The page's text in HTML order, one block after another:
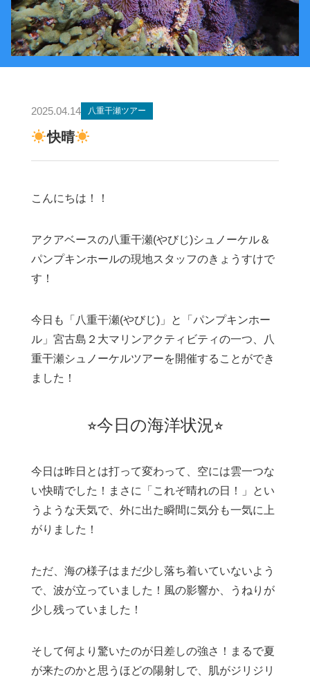
2025.04.14 八重干瀬ツアー
快晴
こんにちは！！
アクアベースの八重干瀬(やびじ)シュノーケル＆
パンプキンホールの現地スタッフのきょうすけで
す！
今日も「八重干瀬(やびじ)」と「パンプキンホー
ル」宮古島２大マリンアクティビティの一つ、八
重干瀬シュノーケルツアーを開催することができ
ました！
⭐︎今日の海洋状況⭐︎
今日は昨日とは打って変わって、空には雲一つな
い快晴でした！まさに「これぞ晴れの日！」とい
うような天気で、外に出た瞬間に気分も一気に上
がりました！
ただ、海の様子はまだ少し落ち着いていないよう
で、波が立っていました！風の影響か、うねりが
少し残っていました！
そして何より驚いたのが日差しの強さ！まるで夏
が来たのかと思うほどの陽射しで、肌がジリジリ